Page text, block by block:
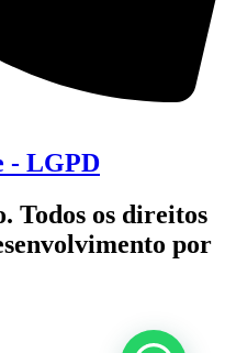
- LGPD
Todos os direitos
por